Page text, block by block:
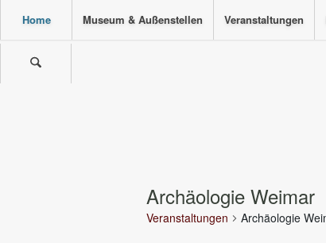
Home Museum & Außenstellen Veranstaltungen
Archäologie Weimar
Veranstaltungen Archäologie